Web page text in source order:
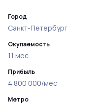
Город
Санкт-Петербург
Окупаемость
11 мес.
Прибыль
4 800 000/мес
Метро